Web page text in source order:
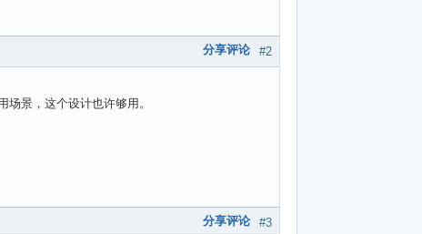
#2
分享评论
景，这个设计也许够用。
#3
分享评论